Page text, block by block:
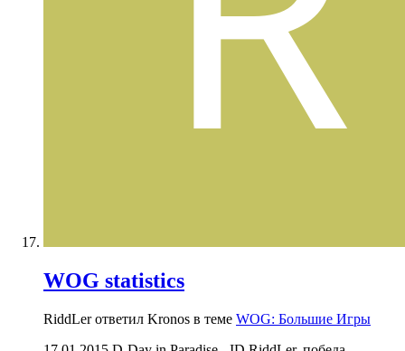
WOG statistics
RiddLer ответил Kronos в теме WOG: Большие Игры